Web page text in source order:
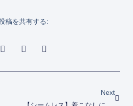
稿を共有する:
Next